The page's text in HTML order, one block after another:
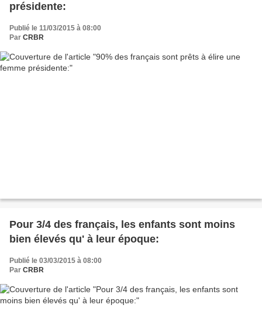
présidente:
Publié le 11/03/2015 à 08:00
Par CRBR
Pour 3/4 des français, les enfants sont moins
bien élevés qu' à leur époque:
Publié le 03/03/2015 à 08:00
Par CRBR